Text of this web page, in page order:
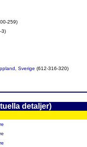
259)
3)
Sverige (612-316-320)
detaljer)